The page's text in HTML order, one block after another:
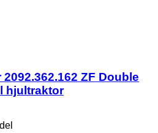
ZF Double
hjultraktor